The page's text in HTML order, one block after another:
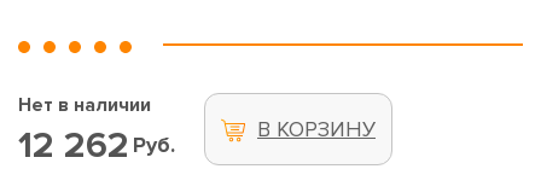
Нет в наличии
12 262 Руб.
В КОРЗИНУ